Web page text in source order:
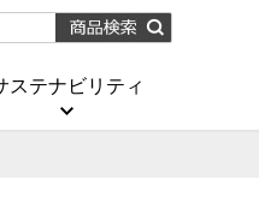
ステナビリティ